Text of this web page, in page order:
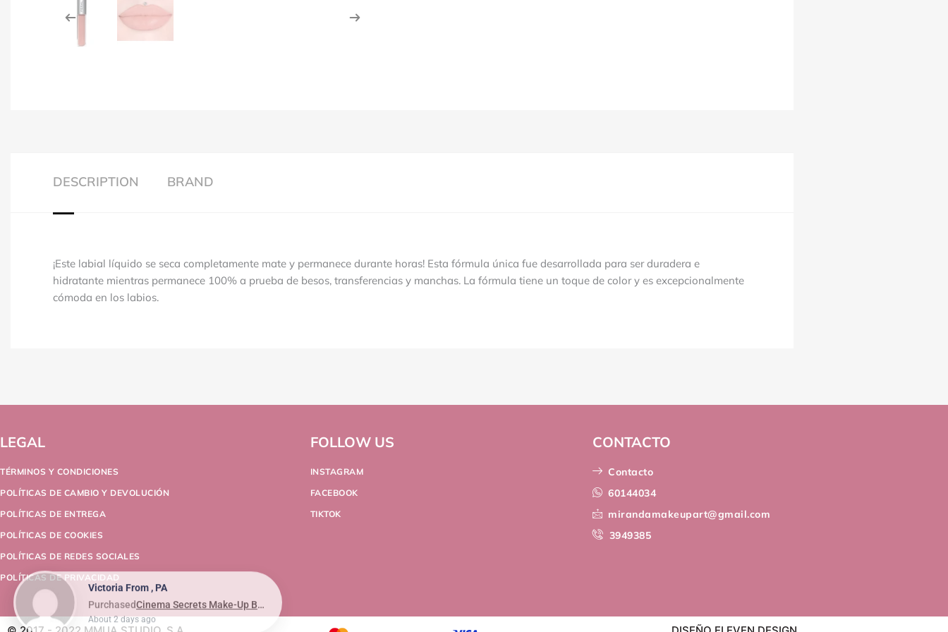
DESCRIPTION BRAND
¡Este labial líquido se seca completamente mate y permanece durante horas! Esta fórmula única fue desarrollada para ser duradera e
hidratante mientras permanece 100% a prueba de besos, transferencias y manchas. La fórmula tiene un toque de color y es excepcionalmente
cómoda en los labios.
LEGAL
TÉRMINOS Y CONDICIONES
POLÍTICAS DE CAMBIO Y DEVOLUCIÓN
POLÍTICAS DE ENTREGA
POLÍTICAS DE COOKIES
POLÍTICAS DE REDES SOCIALES
POLÍTICAS DE PRIVACIDAD
FOLLOW US
INSTAGRAM
FACEBOOK
TIKTOK
CONTACTO
Contacto
60144034
mirandamakeupart@gmail.com
3949385
Victoria From , PA
Purchased
About 2 days ago